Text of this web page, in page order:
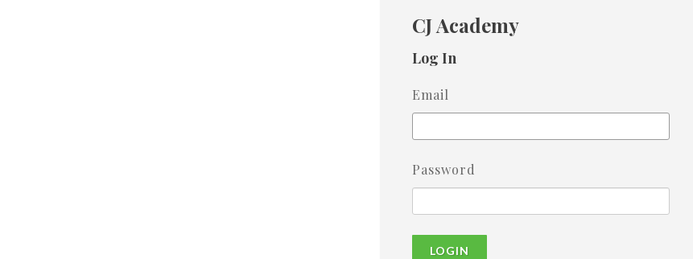
CJ Academy
Log In
Email
Password
LOGIN